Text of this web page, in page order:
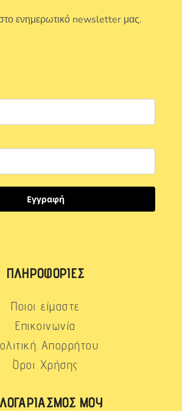
ενημερωτικό newsletter μας.
Εγγραφή
ΠΛΗΡΟΦΟΡΊΕΣ
Ποιοι είμαστε
Επικοινωνία
Απορρήτου
Όροι Χρήσης
ΜΟΥ